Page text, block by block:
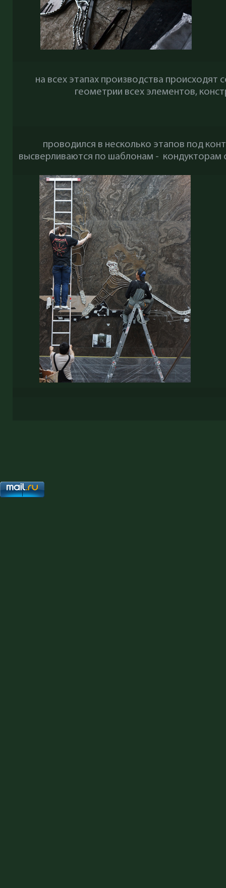
на всех этапах производства
геометрии всех элементов,
проводился в несколько этапов под
высверливаются по шаблонам - кондукторам